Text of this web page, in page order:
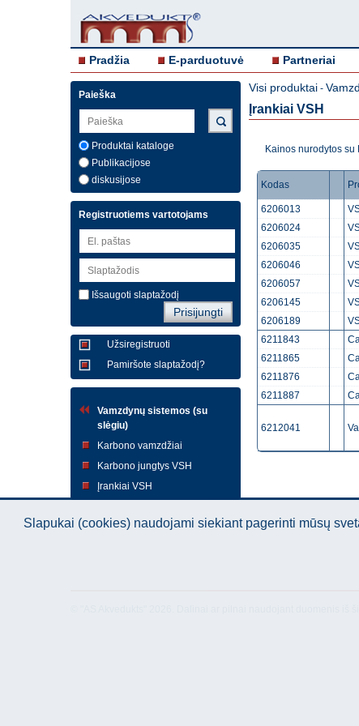
Pradžia E-parduotuvė Partneriai
Paieška
Produktai kataloge
Publikacijose
diskusijose
Registruotiems vartotojams
Išsaugoti slaptažodį
Užsiregistruoti
Pamiršote slaptažodį?
Vamzdynų sistemos (su
slėgiu)
Karbono vamzdžiai
Karbono jungtys VSH
Įrankiai VSH
Visi produktai -
Įrankiai VSH
Kainos nurodytos su
Kodas
6206013
6206024
6206035
6206046
6206057
6206145
6206189
6211843
6211865
6211876
6211887
6212041
Slapukai (cookies) naudojami siekiant pagerinti mūsų